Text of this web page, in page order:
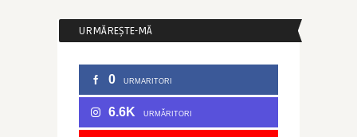
URMĂREȘTE-MĂ
0 URMARITORI
6.6K URMĂRITORI